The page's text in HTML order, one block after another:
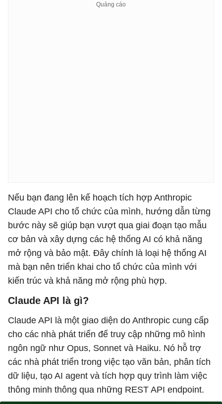
Nếu bạn đang lên kế hoạch tích hợp Anthropic
Claude API cho tổ chức của mình, hướng dẫn từng
bước này sẽ giúp bạn vượt qua giai đoạn tạo mẫu
cơ bản và xây dựng các hệ thống AI có khả năng
mở rộng và bảo mật. Đây chính là loại hệ thống AI
mà bạn nên triển khai cho tổ chức của mình với
kiến ​​trúc và khả năng mở rộng phù hợp.
Claude API là gì?
Claude API là một giao diện do Anthropic cung cấp
cho các nhà phát triển để truy cập những mô hình
ngôn ngữ như Opus, Sonnet và Haiku. Nó hỗ trợ
các nhà phát triển trong việc tạo văn bản, phân tích
dữ liệu, tạo AI agent và tích hợp quy trình làm việc
thông minh thông qua những REST API endpoint.